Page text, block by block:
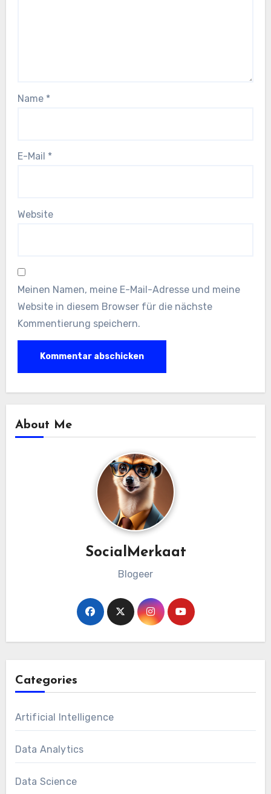
Name *
E-Mail *
Website
Meinen Namen, meine E-Mail-Adresse und meine
Website in diesem Browser für die nächste
Kommentierung speichern.
About Me
SocialMerkaat
Blogeer
Categories
Artificial Intelligence
Data Analytics
Data Science